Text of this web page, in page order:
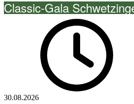
Classic-Gala
30.08.2026